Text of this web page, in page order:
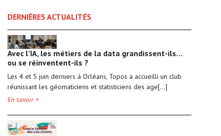
DERNIÈRES ACTUALITÉS
Avec l’IA, les métiers de la data grandissent-ils…
ou se réinventent-ils ?
Les 4 et 5 juin derniers à Orléans, Topos a accueilli un club
réunissant les géomaticiens et statisticiens des age[...]
En savoir +